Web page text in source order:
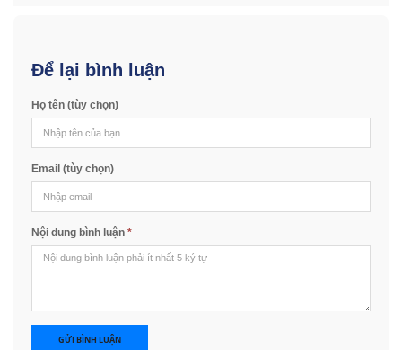
Để lại bình luận
Họ tên (tùy chọn)
Email (tùy chọn)
Nội dung bình luận *
GỬI BÌNH LUẬN